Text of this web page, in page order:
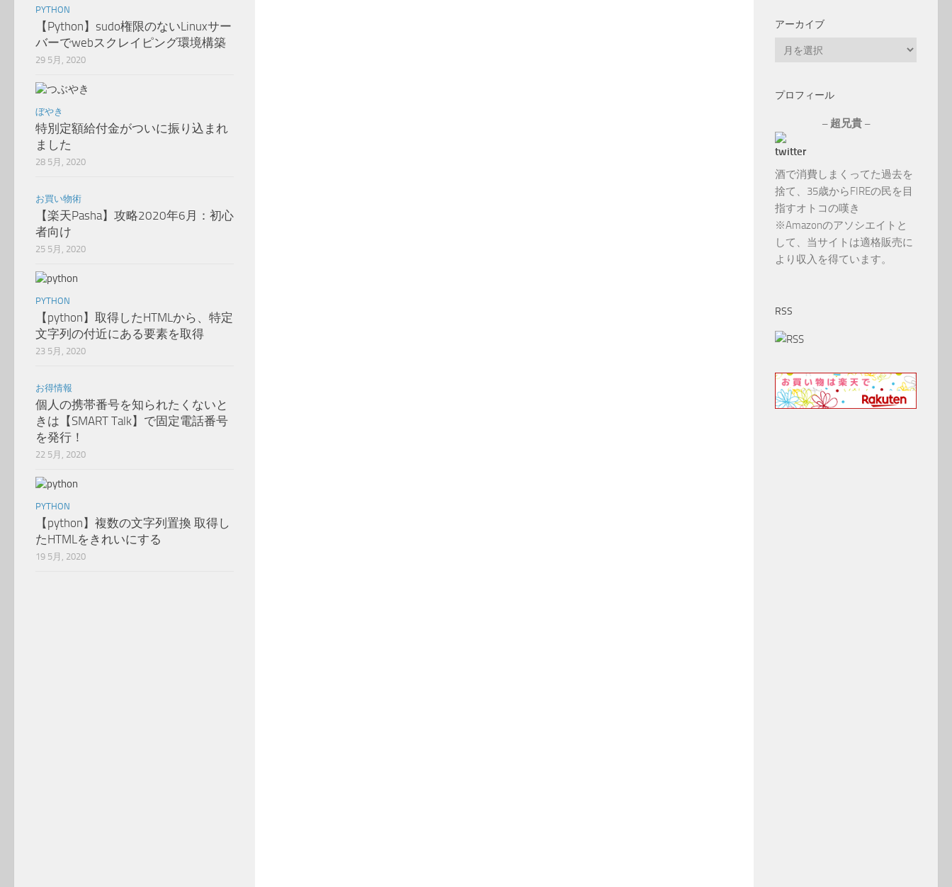
PYTHON
【Python】sudo権限のないLinuxサー
バーでwebスクレイピング環境構築
29 5月, 2020
ぼやき
特別定額給付金がついに振り込まれ
ました
28 5月, 2020
お買い物術
【楽天Pasha】攻略2020年6月：初心
者向け
25 5月, 2020
PYTHON
【python】取得したHTMLから、特定
文字列の付近にある要素を取得
23 5月, 2020
お得情報
個人の携帯番号を知られたくないと
きは【SMART Talk】で固定電話番号
を発行！
22 5月, 2020
PYTHON
【python】複数の文字列置換 取得し
たHTMLをきれいにする
19 5月, 2020
アーカイブ
イ
プロフィール
– 超兄貴 –
酒で消費しまくってた過去を
捨て、35歳からFIREの民を目
指すオトコの嘆き
※Amazonのアソシエイトと
して、当サイトは適格販売に
より収入を得ています。
RSS